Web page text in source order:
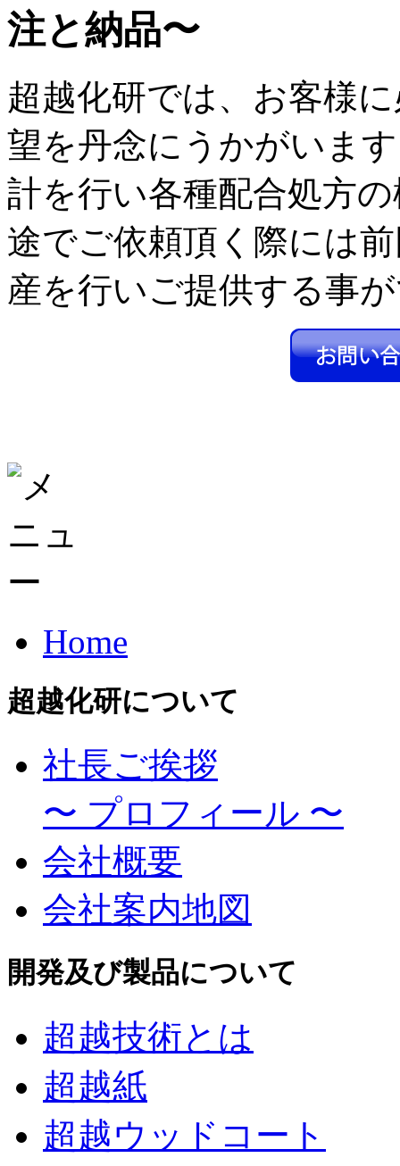
注と納品〜
超越化研では、お客様
望を丹念にうかがいま
計を行い各種配合処方
途でご依頼頂く際には
産を行いご提供する事
Home
超越化研について
社長ご挨拶
〜 プロフィール 〜
会社概要
会社案内地図
開発及び製品について
超越技術とは
超越紙
超越ウッドコート